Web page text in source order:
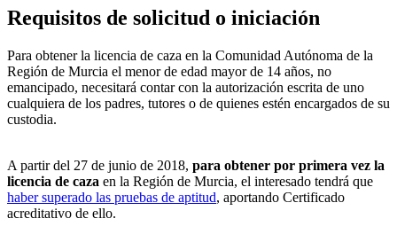
Requisitos de solicitud o iniciación
Para obtener la licencia de caza en la Comunidad Autónoma de la
Región de Murcia el menor de edad mayor de 14 años, no
emancipado, necesitará contar con la autorización escrita de uno
cualquiera de los padres, tutores o de quienes estén encargados de su
custodia.
A partir del 27 de junio de 2018, para obtener por primera vez la
licencia de caza en la Región de Murcia, el interesado tendrá que
haber superado las pruebas de aptitud, aportando Certificado
acreditativo de ello.